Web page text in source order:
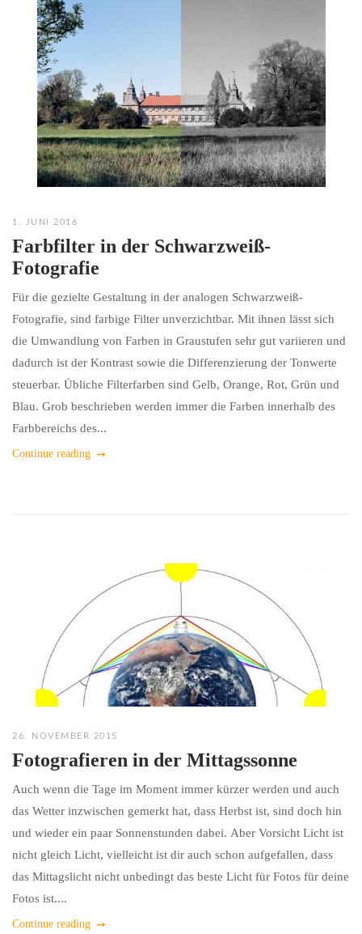
1. JUNI 2016
Farbfilter in der Schwarzweiß-
Fotografie
Für die gezielte Gestaltung in der analogen Schwarzweiß-
Fotografie, sind farbige Filter unverzichtbar. Mit ihnen lässt sich
die Umwandlung von Farben in Graustufen sehr gut variieren und
dadurch ist der Kontrast sowie die Differenzierung der Tonwerte
steuerbar. Übliche Filterfarben sind Gelb, Orange, Rot, Grün und
Blau. Grob beschrieben werden immer die Farben innerhalb des
Farbbereichs des...
Continue reading
26. NOVEMBER 2015
Fotografieren in der Mittagssonne
Auch wenn die Tage im Moment immer kürzer werden und auch
das Wetter inzwischen gemerkt hat, dass Herbst ist, sind doch hin
und wieder ein paar Sonnenstunden dabei. Aber Vorsicht Licht ist
nicht gleich Licht, vielleicht ist dir auch schon aufgefallen, dass
das Mittagslicht nicht unbedingt das beste Licht für Fotos für deine
Fotos ist....
Continue reading